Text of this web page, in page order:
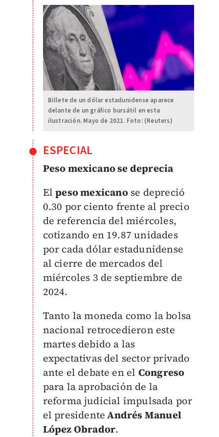
Billete de un dólar estadunidense aparece
delante de un gráfico bursátil en esta
ilustración. Mayo de 2021. Foto: (Reuters)
ESPECIAL
Peso mexicano se deprecia
Elpeso mexicanose depreció
0.30 por ciento frente al precio
de referencia del miércoles,
cotizando en 19.87 unidades
por cada dólar estadunidense
al cierre de mercados del
miércoles 3 de septiembre de
2024.
Tanto la moneda como la bolsa
nacional retrocedieron este
martes debido a las
expectativas del sector privado
ante el debate en el Congreso
para la aprobación de la
reforma judicial impulsada por
el presidenteAndrés Manuel
López Obrador.